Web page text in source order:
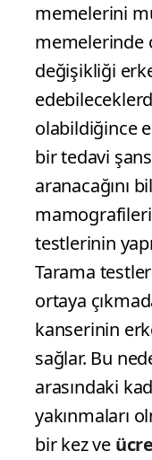
memelerini
memelerinde
değişikliği
olabildiğince
bir tedavi
aranacağını
testlerinin
Tarama
ortaya
kanserinin
sağlar. Bu
arasındaki
yakınmaları
bir kez ve